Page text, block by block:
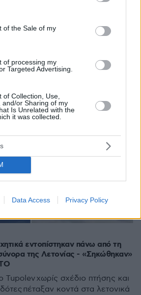
to Google and its third-party tags to
specified purposes in below Google
of the Sale of my
of processing my
Targeted Advertising.
of Collection, Use,
and/or Sharing of my
Is Unrelated with the
it was collected.
Data Access Privacy Policy
εντοπίστηκαν πάνω από τη
της Λετονίας - «Σηκώθηκαν»
χωρίς σχέδιο πτήσης και
πέταξαν κοντά στα λετονικά